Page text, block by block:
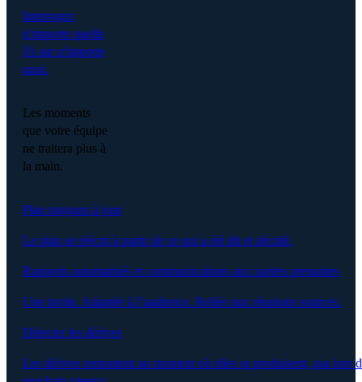
Interrogez
n'importe quelle
IA sur n'importe
quoi.
Les moments
que votre équipe
ne traitera plus à
la main.
Plan toujours à jour
Le plan se réécrit à partir de ce qui a été dit et décidé.
Rapports automatisés et communications aux parties prenantes
Une invite. Adaptée à l’audience. Reliée aux réunions sources.
Détecter les dérives
Les dérives remontent au moment où elles se produisent, pas lors